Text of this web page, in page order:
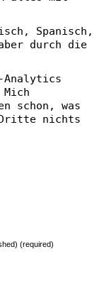
Spanisch,
durch die
Analytics
schon, was
nichts
(required)